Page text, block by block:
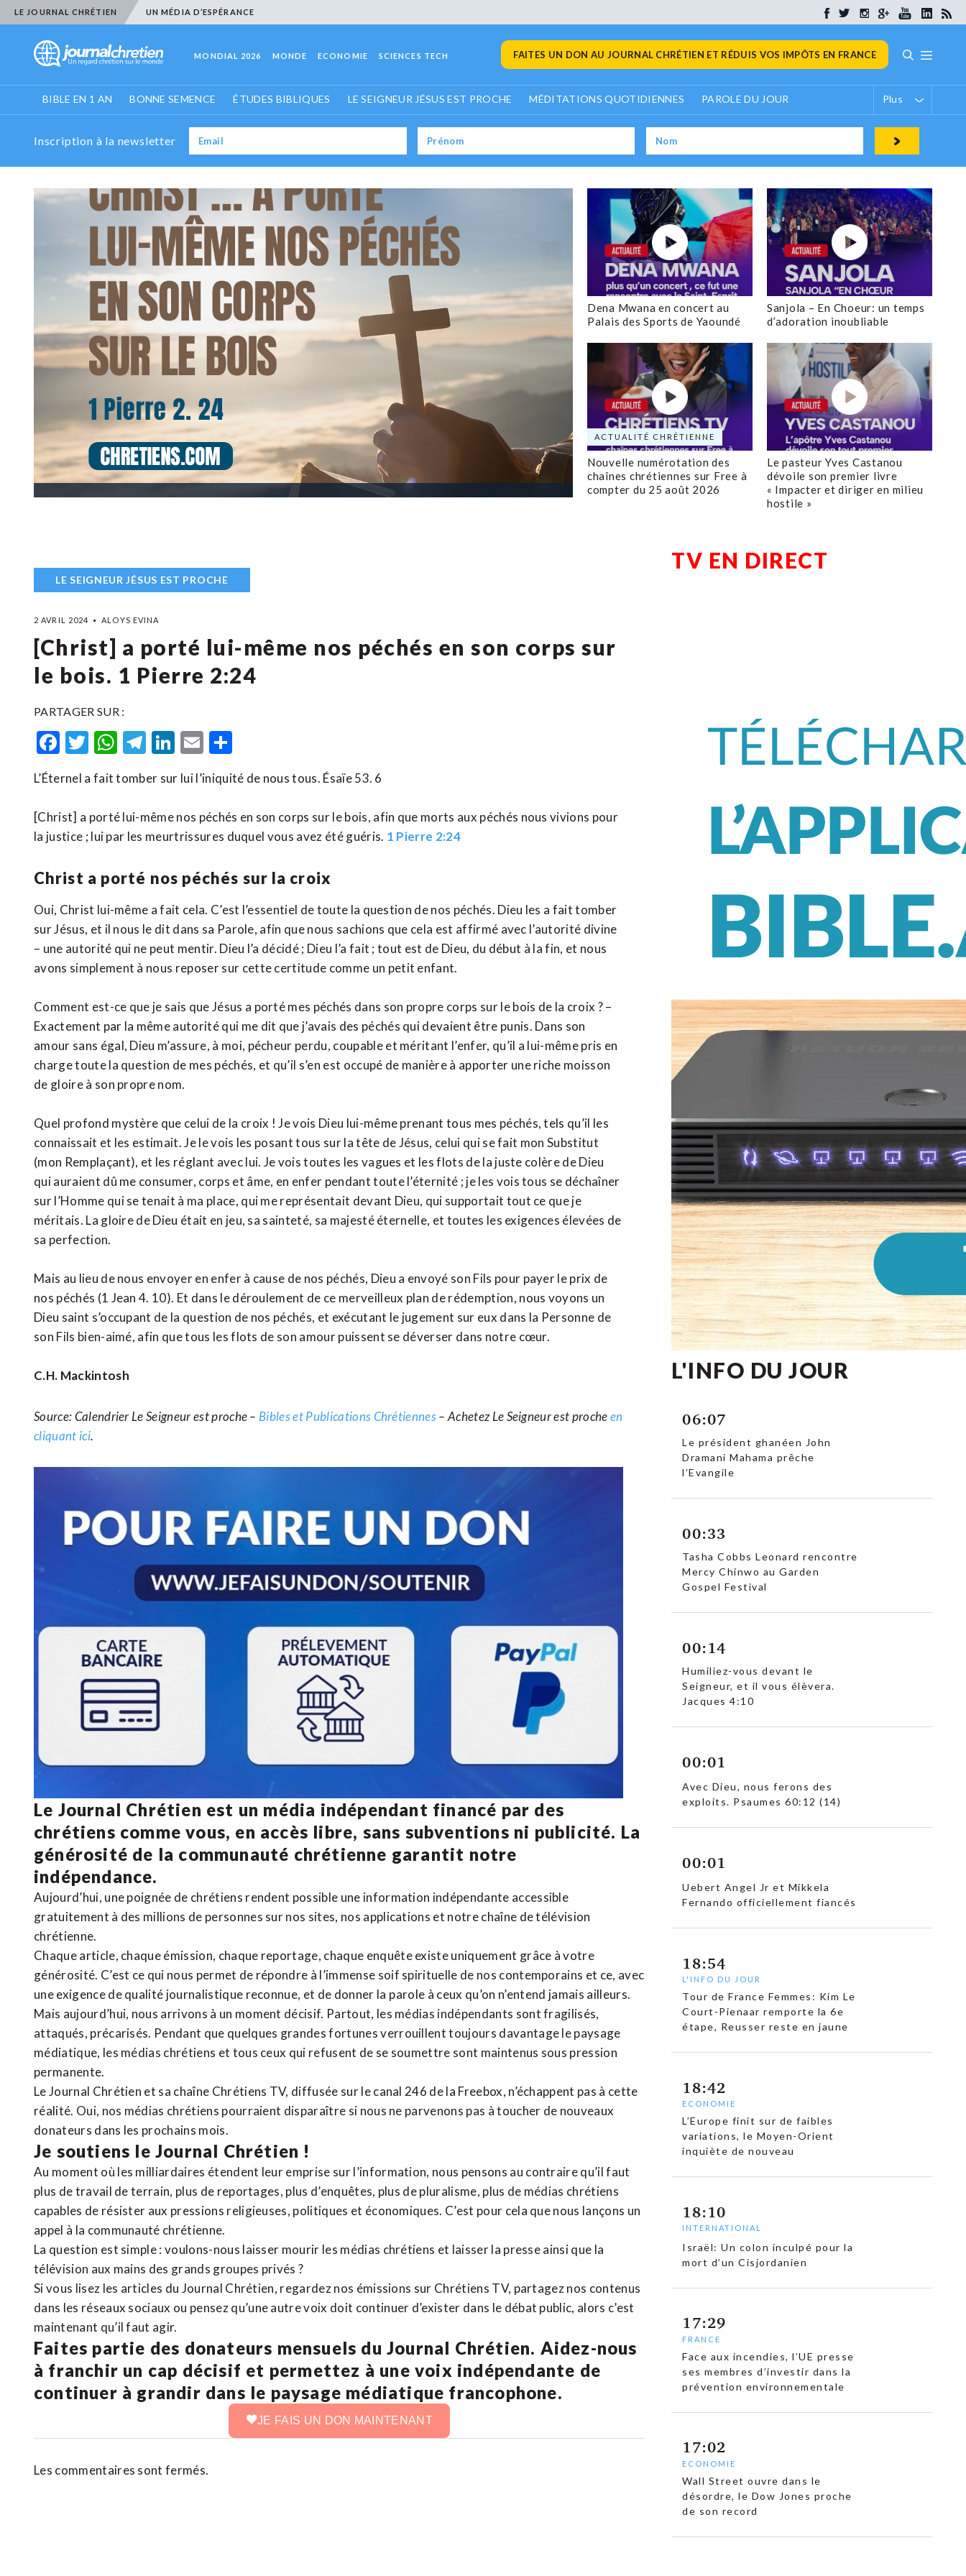
LE JOURNAL CHRÉTIEN UN MÉDIA D’ESPÉRANCE
MONDIAL 2026 MONDE ECONOMIE SCIENCES TECH FAITES UN DON AU JOURNAL CHRÉTIEN ET RÉDUIS VOS IMPÔTS EN FRANCE
BIBLE EN 1 AN BONNE SEMENCE ÉTUDES BIBLIQUES LE SEIGNEUR JÉSUS EST PROCHE MÉDITATIONS QUOTIDIENNES PAROLE DU JOUR Plus
Inscription à la newsletter
Dena Mwana en concert au
Palais des Sports de Yaoundé
Sanjola – En Choeur: un temps
d’adoration inoubliable
ACTUALITÉ CHRÉTIENNE
Nouvelle numérotation des
chaînes chrétiennes sur Free à
compter du 25 août 2026
Le pasteur Yves Castanou
dévoile son premier livre
« Impacter et diriger en milieu
hostile »
LE SEIGNEUR JÉSUS EST PROCHE
2 AVRIL 2024 ALOYS EVINA
[Christ] a porté lui-même nos péchés en son corps sur
le bois. 1 Pierre 2:24
PARTAGER SUR :
Facebook
Twitter
WhatsApp
Telegram
LinkedIn
Email
L’Éternel a fait tomber sur lui l’iniquité de nous tous. Ésaïe 53. 6
[Christ] a porté lui-même nos péchés en son corps sur le bois, afin que morts aux péchés nous vivions pour
la justice ; lui par les meurtrissures duquel vous avez été guéris. 1 Pierre 2:24
Christ a porté nos péchés sur la croix
Oui, Christ lui-même a fait cela. C’est l’essentiel de toute la question de nos péchés. Dieu les a fait tomber
sur Jésus, et il nous le dit dans sa Parole, afin que nous sachions que cela est affirmé avec l’autorité divine
– une autorité qui ne peut mentir. Dieu l’a décidé ; Dieu l’a fait ; tout est de Dieu, du début à la fin, et nous
avons simplement à nous reposer sur cette certitude comme un petit enfant.
Comment est-ce que je sais que Jésus a porté mes péchés dans son propre corps sur le bois de la croix ? –
Exactement par la même autorité qui me dit que j’avais des péchés qui devaient être punis. Dans son
amour sans égal, Dieu m’assure, à moi, pécheur perdu, coupable et méritant l’enfer, qu’il a lui-même pris en
charge toute la question de mes péchés, et qu’il s’en est occupé de manière à apporter une riche moisson
de gloire à son propre nom.
Quel profond mystère que celui de la croix ! Je vois Dieu lui-même prenant tous mes péchés, tels qu’il les
connaissait et les estimait. Je le vois les posant tous sur la tête de Jésus, celui qui se fait mon Substitut
(mon Remplaçant), et les réglant avec lui. Je vois toutes les vagues et les flots de la juste colère de Dieu
qui auraient dû me consumer, corps et âme, en enfer pendant toute l’éternité ; je les vois tous se déchaîner
sur l’Homme qui se tenait à ma place, qui me représentait devant Dieu, qui supportait tout ce que je
méritais. La gloire de Dieu était en jeu, sa sainteté, sa majesté éternelle, et toutes les exigences élevées de
sa perfection.
Mais au lieu de nous envoyer en enfer à cause de nos péchés, Dieu a envoyé son Fils pour payer le prix de
nos péchés (1 Jean 4. 10). Et dans le déroulement de ce merveilleux plan de rédemption, nous voyons un
Dieu saint s’occupant de la question de nos péchés, et exécutant le jugement sur eux dans la Personne de
son Fils bien-aimé, afin que tous les flots de son amour puissent se déverser dans notre cœur.
C.H. Mackintosh
Source: Calendrier Le Seigneur est proche – Bibles et Publications Chrétiennes– Achetez Le Seigneur est procheen
cliquant ici.
Le Journal Chrétien est un média indépendant financé par des
chrétiens comme vous, en accès libre, sans subventions ni publicité. La
générosité de la communauté chrétienne garantit notre
indépendance.
Aujourd’hui, une poignée de chrétiens rendent possible une information indépendante accessible
gratuitement à des millions de personnes sur nos sites, nos applications et notrechaîne de télévision
chrétienne.
Chaque article, chaque émission, chaque reportage, chaque enquête existe uniquement grâce à votre
générosité. C’est ce qui nous permet de répondre à l’immense soif spirituelle de nos contemporains et ce, avec
une exigence de qualité journalistique reconnue, et de donner la parole à ceux qu’on n’entend jamais ailleurs.
Mais aujourd’hui, nous arrivons à un moment décisif. Partout, les médias indépendants sont fragilisés,
attaqués, précarisés. Pendant que quelques grandes fortunes verrouillent toujours davantage le paysage
médiatique, les médias chrétiens et tous ceux qui refusent de se soumettre sont maintenus sous pression
permanente.
Le Journal Chrétien et sa chaîne Chrétiens TV, diffusée sur le canal 246 de la Freebox, n’échappent pas à cette
réalité. Oui, nos médias chrétiens pourraient disparaître si nous ne parvenons pas à toucher de nouveaux
donateurs dans les prochains mois.
Je soutiens le Journal Chrétien !
Au moment où les milliardaires étendent leur emprise sur l’information, nous pensons au contraire qu’il faut
plus de travail de terrain, plus de reportages, plus d’enquêtes, plus de pluralisme, plus de médias chrétiens
capables de résister aux pressions religieuses, politiques et économiques. C’est pour cela que nous lançons un
appel à la communauté chrétienne.
La question est simple : voulons-nous laisser mourir les médias chrétiens et laisser la presse ainsi que la
télévision aux mains des grands groupes privés ?
Si vous lisez les articles du Journal Chrétien, regardez nos émissions sur Chrétiens TV, partagez nos contenus
dans les réseaux sociaux ou pensez qu’une autre voix doit continuer d’exister dans le débat public, alors c’est
maintenant qu’il faut agir.
Faites partie des donateurs mensuels du Journal Chrétien. Aidez-nous
à franchir un cap décisif et permettez à une voix indépendante de
continuer à grandir dans le paysage médiatique francophone.
JE FAIS UN DON MAINTENANT
Les commentaires sont fermés.
TV EN DIRECT
L'INFO DU JOUR
06:07
Le président ghanéen John
Dramani Mahama prêche
l’Evangile
00:33
Tasha Cobbs Leonard rencontre
Mercy Chinwo au Garden
Gospel Festival
00:14
Humiliez-vous devant le
Seigneur, et il vous élèvera.
Jacques 4:10
00:01
Avec Dieu, nous ferons des
exploits. Psaumes 60:12 (14)
00:01
Uebert Angel Jr et Mikkela
Fernando officiellement fiancés
18:54
L'INFO DU JOUR
Tour de France Femmes: Kim Le
Court-Pienaar remporte la 6e
étape, Reusser reste en jaune
18:42
ECONOMIE
L’Europe finit sur de faibles
variations, le Moyen-Orient
inquiète de nouveau
18:10
INTERNATIONAL
Israël: Un colon inculpé pour la
mort d’un Cisjordanien
17:29
FRANCE
Face aux incendies, l’UE presse
ses membres d’investir dans la
prévention environnementale
17:02
ECONOMIE
Wall Street ouvre dans le
désordre, le Dow Jones proche
de son record